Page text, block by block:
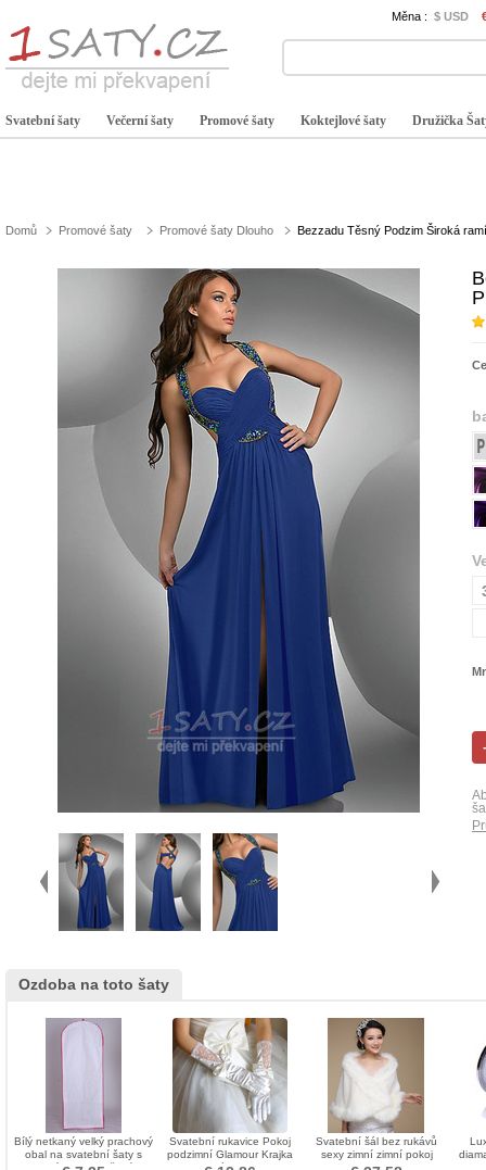
Měna : $ USD
Svatební šaty Večerní šaty Promové šaty Koktejlové šaty Družička
Domů Promové šaty Promové šaty Dlouho Bezzadu Těsný Podzim Široká
Ozdoba na toto šaty
Bílý netkaný velký prachový
obal na svatební šaty s
dlouhým prachotěsným
Svatební rukavice Pokoj
podzimní Glamour Krajka
Materiál Bow Tie
Svatební šál bez rukávů
sexy zimní zimní pokoj